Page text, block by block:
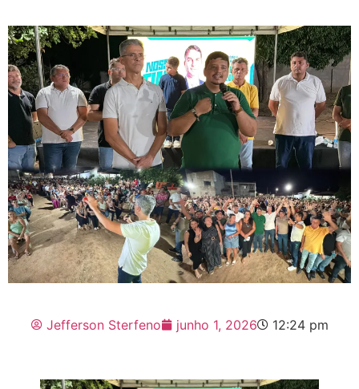
Jefferson Sterfeno junho 1, 2026 12:24 pm